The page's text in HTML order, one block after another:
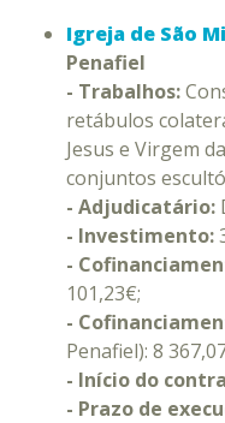
Igreja de São
Penafiel
- Trabalhos:
retábulos
Jesus e Virgem
conjuntos
- Adjudicatário:
- Investimento:
-
101,23€;
-
Penafiel): 8
- Início do
- Prazo de